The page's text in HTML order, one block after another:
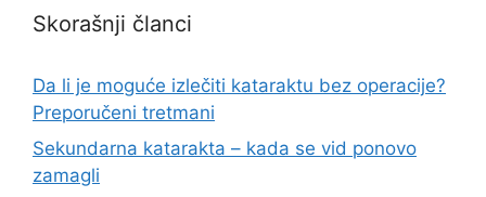
Skorašnji članci
Da li je moguće izlečiti kataraktu bez operacije?
Preporučeni tretmani
Sekundarna katarakta – kada se vid ponovo
zamagli